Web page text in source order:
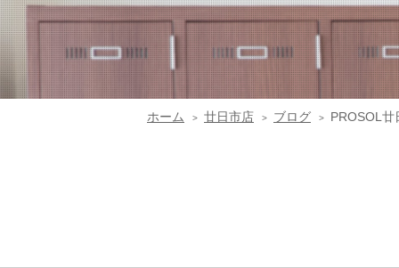
ホーム 廿日市店 ブログ PROSOL廿